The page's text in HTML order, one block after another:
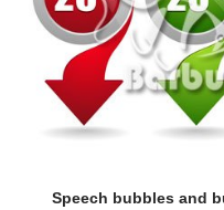
Speech bubbles and